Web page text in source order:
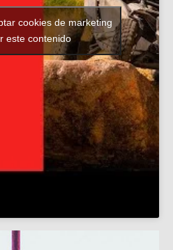
cookies de marketing
este contenido